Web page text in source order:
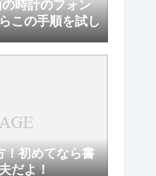
時計のフォン
この手順を試し
初めてなら書
だよ！